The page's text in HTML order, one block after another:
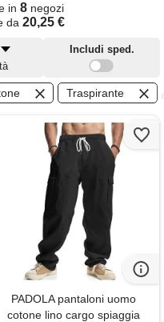
in 8 negozi
da 20,25 €
Includi sped.
Traspirante
PADOLA pantaloni uomo
cotone lino cargo spiaggia